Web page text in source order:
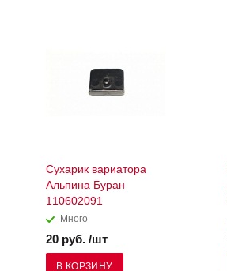
Сухарик вариатора
Альпина Буран
110602091
Много
20 руб. /шт
В КОРЗИНУ